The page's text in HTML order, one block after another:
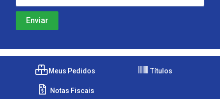
Meus Pedidos Títulos
Notas Fiscais